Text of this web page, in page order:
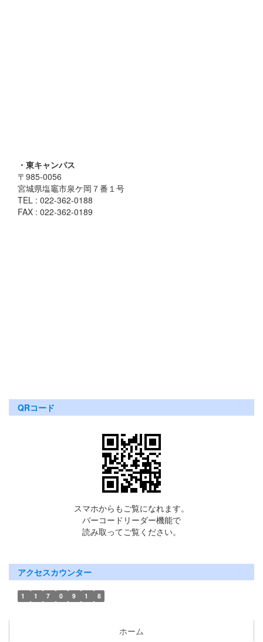
・東キャンパス
〒985-0056
宮城県塩竈市泉ケ岡７番１号
TEL : 022-362-0188
FAX : 022-362-0189
QRコード
スマホからもご覧になれます。
バーコードリーダー機能で
読み取ってご覧ください。
アクセスカウンター
1 1 7 0 9 1 8
ホーム